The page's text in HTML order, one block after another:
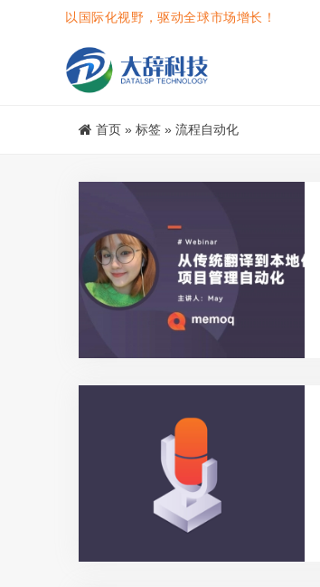
以国际化视野，驱动全球市场增长！
首页 » 标签 » 流程自动化